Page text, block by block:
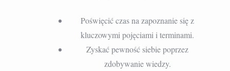
Poświęcić czas na zapoznanie się z
kluczowymi pojęciami i terminami.
Zyskać pewność siebie poprzez
zdobywanie wiedzy.